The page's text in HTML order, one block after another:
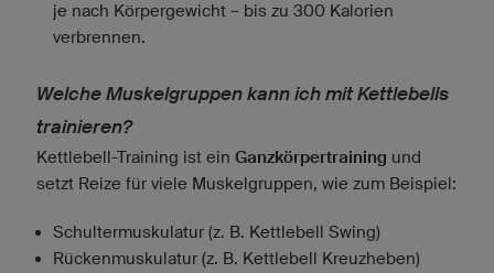
je nach Körpergewicht – bis zu 300 Kalorien
verbrennen.
Welche Muskelgruppen kann ich mit Kettlebells
trainieren?
Kettlebell-Training ist ein Ganzkörpertraining und
setzt Reize für viele Muskelgruppen, wie zum Beispiel:
Schultermuskulatur (z. B. Kettlebell Swing)
Rückenmuskulatur (z. B. Kettlebell Kreuzheben)